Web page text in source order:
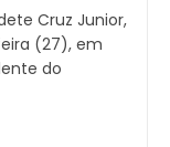
Cruz Junior,
(27), em
do